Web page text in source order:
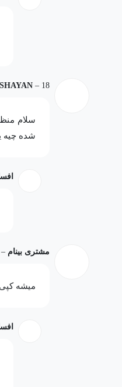
SHAYAN – 18 دی, 1404
سلام
شده چیه
مشتری بینام –
میشه